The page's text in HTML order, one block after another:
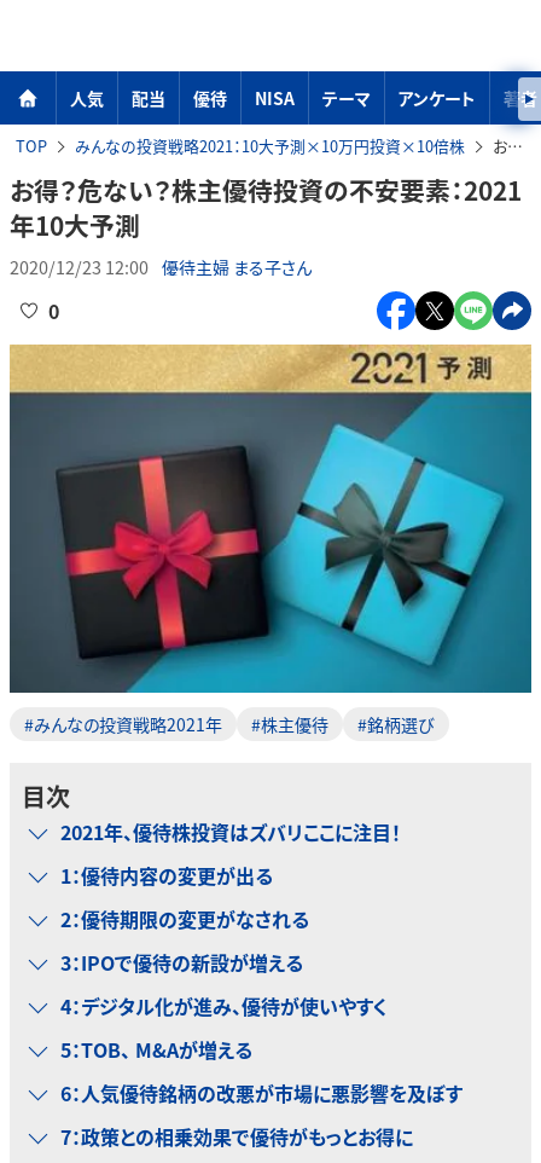
人気 配当 優待 NISA テーマ アンケート 著者
TOP みんなの投資戦略2021：10大予測×10万円投資×10倍株 お得？危ない？株主優待投資の不安要素：2021年10大予測
お得？危ない？株主優待投資の不安要素：2021
年10大予測
2020/12/23 12:00 優待主婦 まる子さん
0
#みんなの投資戦略2021年 #株主優待 #銘柄選び
目次
2021年、優待株投資はズバリここに注目！
1：優待内容の変更が出る
2：優待期限の変更がなされる
3：IPOで優待の新設が増える
4：デジタル化が進み、優待が使いやすく
5：TOB、 M&Aが増える
6：人気優待銘柄の改悪が市場に悪影響を及ぼす
7：政策との相乗効果で優待がもっとお得に